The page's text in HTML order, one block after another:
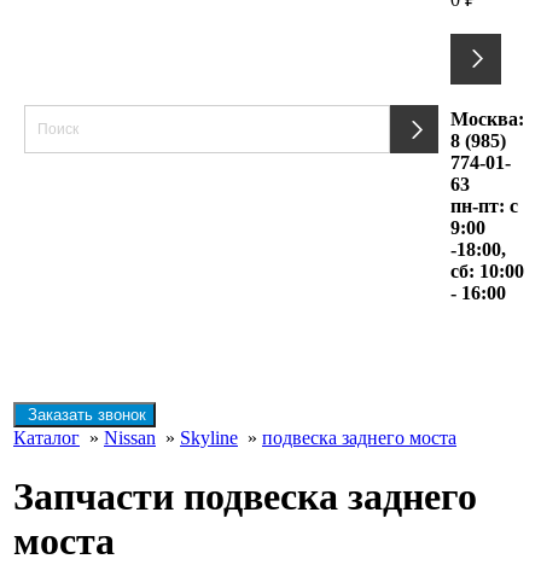
Москва:
8 (985)
774-01-
63
пн-пт: с
9:00
-18:00,
сб: 10:00
- 16:00
Заказать звонок
Каталог » Nissan » Skyline » подвеска заднего моста
Запчасти подвеска заднего
моста